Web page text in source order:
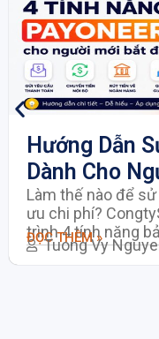
Hướng Dẫn
Dành Cho
Làm thế nào để
ưu chi phí?
trình 4 tính năng
doanh nghiệp và
ĐỌC THÊM »
Tuong Vy